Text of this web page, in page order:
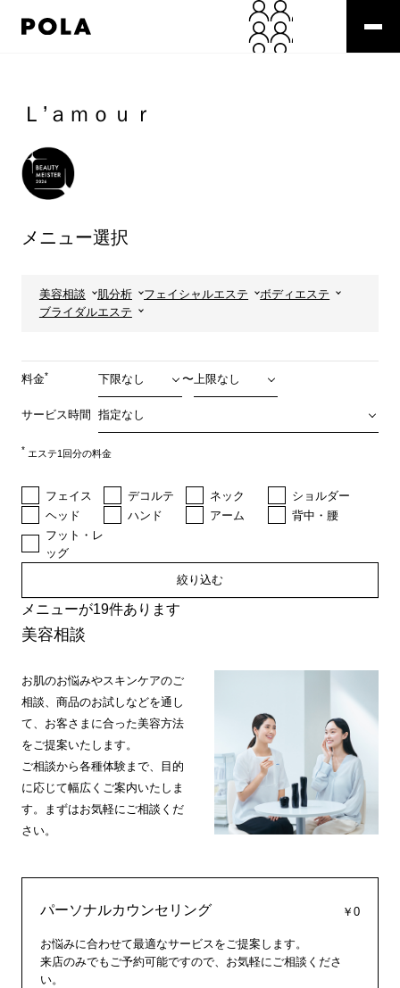
Ｌ’ａｍｏｕｒ
メニュー選択
美容相談 肌分析 フェイシャルエステ
ボディエステ
ブライダルエステ
料金* 〜
サービス時間
* エステ1回分の料金
フェイス デコルテ ネック
ショルダー
ヘッド
ハンド アーム
背中・腰
フット・レ
ッグ
絞り込む
メニューが19件あります
美容相談
お肌のお悩みやスキンケアのご
相談、商品のお試しなどを通し
て、お客さまに合った美容方法
をご提案いたします。
ご相談から各種体験まで、目的
に応じて幅広くご案内いたしま
す。まずはお気軽にご相談くだ
さい。
パーソナルカウンセリング ￥0
お悩みに合わせて最適なサービスをご提案します。
来店のみでもご予約可能ですので、お気軽にご相談くださ
い。